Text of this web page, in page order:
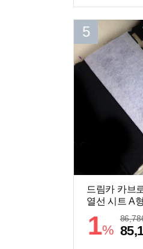
5
드림카 카브
열선 시트 A형
1%